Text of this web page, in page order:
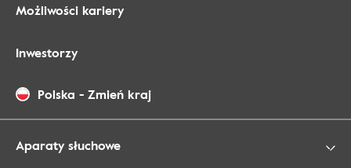
Możliwości kariery
Inwestorzy
Polska - Zmień kraj
Aparaty słuchowe